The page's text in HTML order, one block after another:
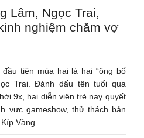
Lâm, Ngọc Trai,
nghiệm chăm vợ
tiên mùa hai là hai “ông bố
Trai. Đánh dấu tên tuổi qua
9x, hai diễn viên trẻ nay quyết
vực gameshow, thử thách bản
Vàng.